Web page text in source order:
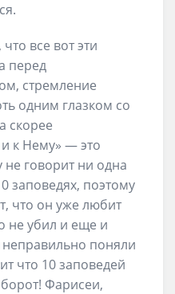
все вот эти
перед
стремление
одним глазком со
скорее
и к Нему» — это
говорит ни одна
заповедях, поэтому
что он уже любит
не убил и еще и
поняли
что 10 заповедей
Фарисеи,